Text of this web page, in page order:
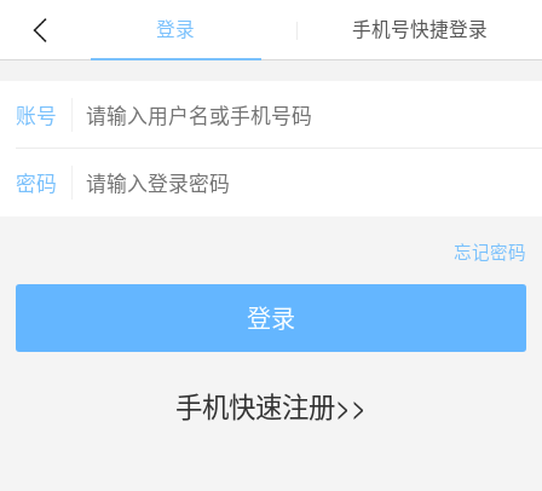
登录 手机号快捷登录
账号
密码
忘记密码
登录
手机快速注册>>